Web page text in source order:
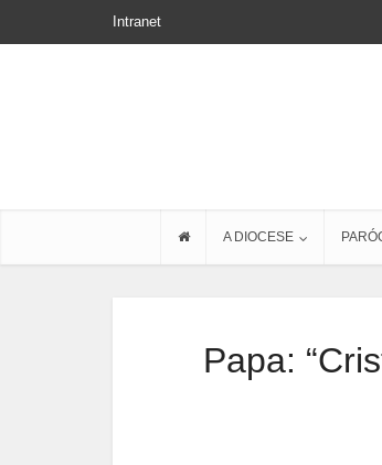
Intranet
A DIOCESE
Papa: